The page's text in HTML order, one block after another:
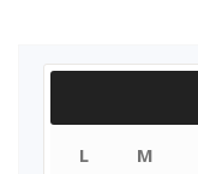
L M